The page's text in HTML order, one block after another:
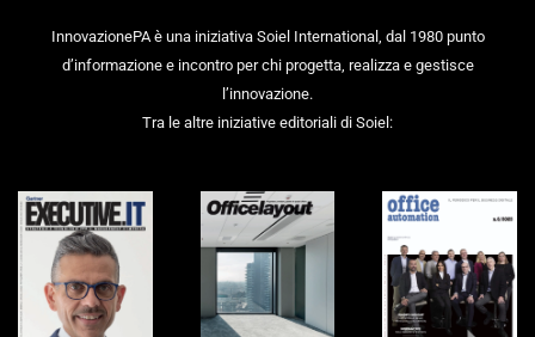
InnovazionePA è una iniziativa Soiel International, dal 1980 punto
d’informazione e incontro per chi progetta, realizza e gestisce
l’innovazione.
Tra le altre iniziative editoriali di Soiel: